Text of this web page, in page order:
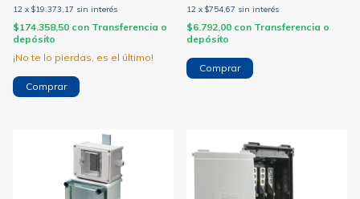
12 x $19.373,17 sin interés
$174.358,50 con Transferencia o
depósito
¡No te lo pierdas, es el último!
12 x $754,67 sin interés
$6.792,00 con Transferencia o
depósito